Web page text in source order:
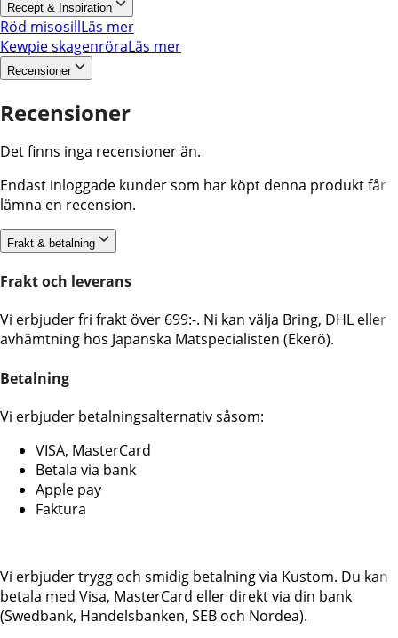
Recept & Inspiration
Röd misosillLäs mer
Kewpie skagenröraLäs mer
Recensioner
Recensioner
Det finns inga recensioner än.
Endast inloggade kunder som har köpt denna produkt får
lämna en recension.
Frakt & betalning
Frakt och leverans
Vi erbjuder fri frakt över 699:-. Ni kan välja Bring, DHL eller
avhämtning hos Japanska Matspecialisten (Ekerö).
Betalning
Vi erbjuder betalningsalternativ såsom:
VISA, MasterCard
Betala via bank
Apple pay
Faktura
Vi erbjuder trygg och smidig betalning via Kustom. Du kan
betala med Visa, MasterCard eller direkt via din bank
(Swedbank, Handelsbanken, SEB och Nordea).